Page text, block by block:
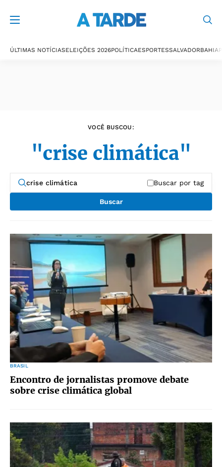
ÚLTIMAS NOTÍCIASELEIÇÕES 2026POLÍTICAESPORTESSALVADORBAHIA
VOCÊ BUSCOU:
"crise climática"
Buscar por tag
Buscar
BRASIL
Encontro de jornalistas promove debate
sobre crise climática global